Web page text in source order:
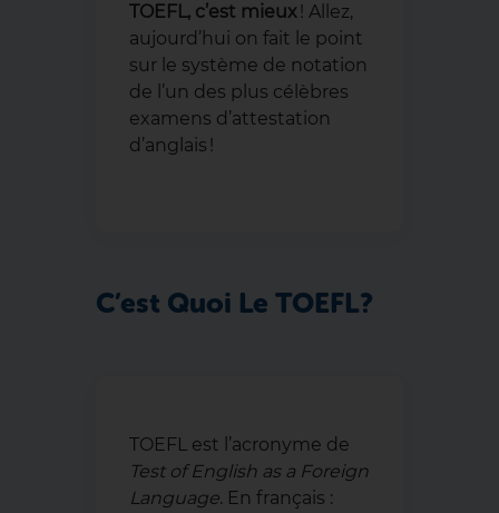
TOEFL, c’est mieux! Allez,
aujourd’hui on fait le point
sur le système de notation
de l’un des plus célèbres
examens d’attestation
d’anglais !
C’est Quoi Le TOEFL ?
TOEFL est l’acronyme de
Test of English as a Foreign
Language. En français :